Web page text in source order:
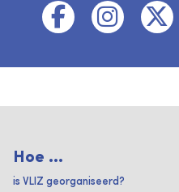
Hoe ...
is VLIZ georganiseerd?